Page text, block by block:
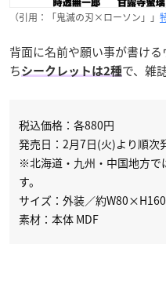
（引用：「鬼滅の刃×ローソン」」
背面に名前や願い事が書け
ち シークレットは2種で、雑
税込価格：各880円
発売日：2月7日(火)より順次
※北海道・九州・中国地方で
す。
サイズ：外装／約
素材：本体 MDF